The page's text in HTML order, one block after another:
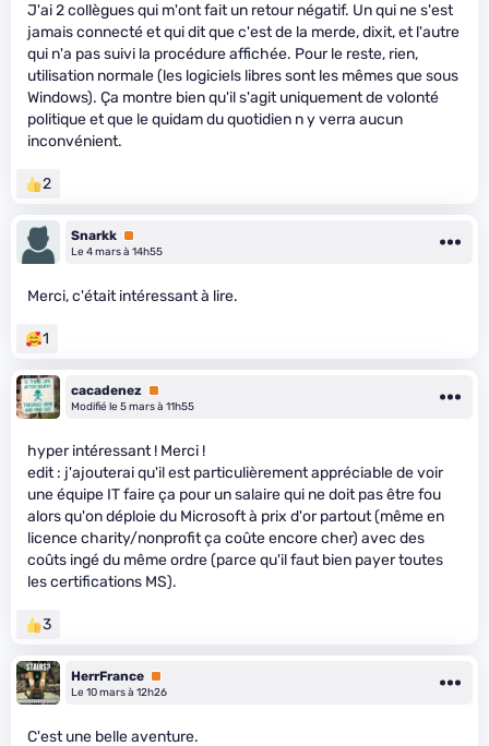
J'ai 2 collègues qui m'ont fait un retour négatif. Un qui ne s'est
jamais connecté et qui dit que c'est de la merde, dixit, et l'autre
qui n'a pas suivi la procédure affichée. Pour le reste, rien,
utilisation normale (les logiciels libres sont les mêmes que sous
Windows). Ça montre bien qu'il s'agit uniquement de volonté
politique et que le quidam du quotidien n y verra aucun
inconvénient.
2
Snarkk Premium
Le 4 mars à 14h55
Merci, c'était intéressant à lire.
1
cacadenez
Premium
Modifié le 5 mars à 11h55
hyper intéressant ! Merci !
edit : j'ajouterai qu'il est particulièrement appréciable de voir
une équipe IT faire ça pour un salaire qui ne doit pas être fou
alors qu'on déploie du Microsoft à prix d'or partout (même en
licence charity/nonprofit ça coûte encore cher) avec des
coûts ingé du même ordre (parce qu'il faut bien payer toutes
les certifications MS).
3
HerrFrance Premium
Le 10 mars à 12h26
C'est une belle aventure.